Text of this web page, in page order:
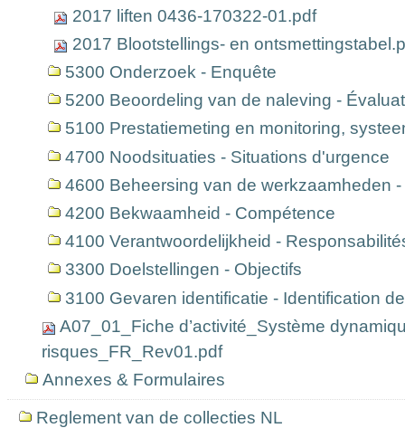
2017 liften 0436-170322-01.pdf
2017 Blootstellings- en
5300 Onderzoek - Enquête
5200 Beoordeling van de naleving -
5100 Prestatiemeting en monitoring,
4700 Noodsituaties - Situations d'urgence
4600 Beheersing van de werkzaamheden
4200 Bekwaamheid - Compétence
4100 Verantwoordelijkheid -
3300 Doelstellingen - Objectifs
3100 Gevaren identificatie - Identification
A07_01_Fiche d’activité_Système
risques_FR_Rev01.pdf
Annexes & Formulaires
Reglement van de collecties NL